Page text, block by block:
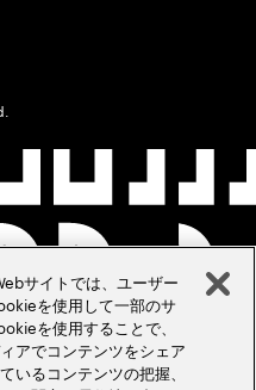
サイトでは、ユーザー
を使用して一部のサ
を使用することで、
アでコンテンツをシェア
いるコンテンツの把握、